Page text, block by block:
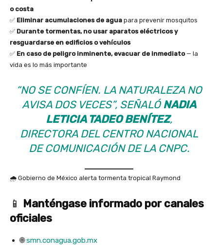
o costa
✅ Eliminar acumulaciones de agua para prevenir mosquitos
✅ Durante tormentas, no usar aparatos eléctricos y
resguardarse en edificios o vehículos
✅ En caso de peligro inminente, evacuar de inmediato— la
vida es lo más importante
“NO SE CONFÍEN. LA NATURALEZA NO
AVISA DOS VECES”, SEÑALÓNADIA
LETICIA TADEO BENÍTEZ,
DIRECTORA DEL CENTRO NACIONAL
DE COMUNICACIÓN DE LA CNPC.
🌧️ Gobierno de México alerta tormenta tropical Raymond
📱 Manténgase informado por canales
oficiales
🌐smn.conagua.gob.mx